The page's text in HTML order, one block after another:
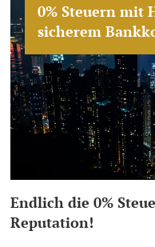
0% Steuern mit
sicherem
Endlich die 0%
Reputation!